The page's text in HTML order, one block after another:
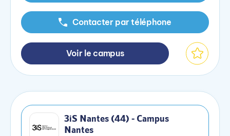
Contacter par téléphone
Voir le campus
3iS Nantes (44) - Campus
Nantes